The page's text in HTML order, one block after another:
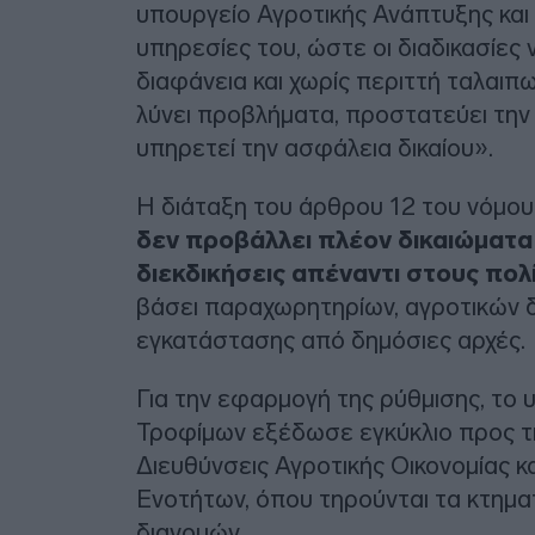
υπουργείο Αγροτικής Ανάπτυξης
υπηρεσίες του, ώστε οι
διαφάνεια και χωρίς περιττή
λύνει προβλήματα, προστατεύει
υπηρετεί την ασφάλεια δικαίου».
Η διάταξη του άρθρου 12 του
δεν προβάλλει πλέον
διεκδικήσεις απέναντι στους
βάσει παραχωρητηρίων, αγροτικών
εγκατάστασης από δημόσιες αρχές.
Για την εφαρμογή της ρύθμισης, το
Τροφίμων εξέδωσε εγκύκλιο προς
Διευθύνσεις Αγροτικής Οικονομίας
Ενοτήτων, όπου τηρούνται τα